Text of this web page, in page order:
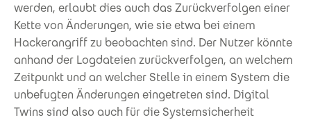
werden, erlaubt dies auch das Zurückverfolgen einer
Kette von Änderungen, wie sie etwa bei einem
Hackerangriff zu beobachten sind. Der Nutzer könnte
anhand der Logdateien zurückverfolgen, an welchem
Zeitpunkt und an welcher Stelle in einem System die
unbefugten Änderungen eingetreten sind. Digital
Twins sind also auch für die Systemsicherheit